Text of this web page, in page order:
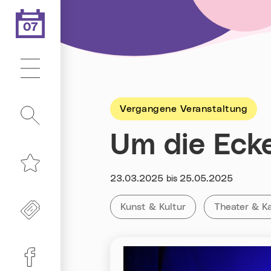
Heute ist der
07
.08.2026
Vergangene Veranstaltung
Um die
Datum:
23.03.2025 bis 25.05.2025
Kategorie:
Alle Veranstaltungen der
Kunst & Kultur Tag:Alle
Theater &